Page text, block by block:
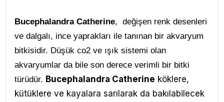
Bucephalandra Catherine, değişen renk desenleri
ve dalgalı, ince yaprakları ile tanınan bir akvaryum
bitkisidir. Düşük co2 ve ışık sistemi olan
akvaryumlar da bile son derece verimli bir bitki
türüdür. Bucephalandra Catherine köklere,
kütüklere ve kayalara sarılarak da bakılabilecek